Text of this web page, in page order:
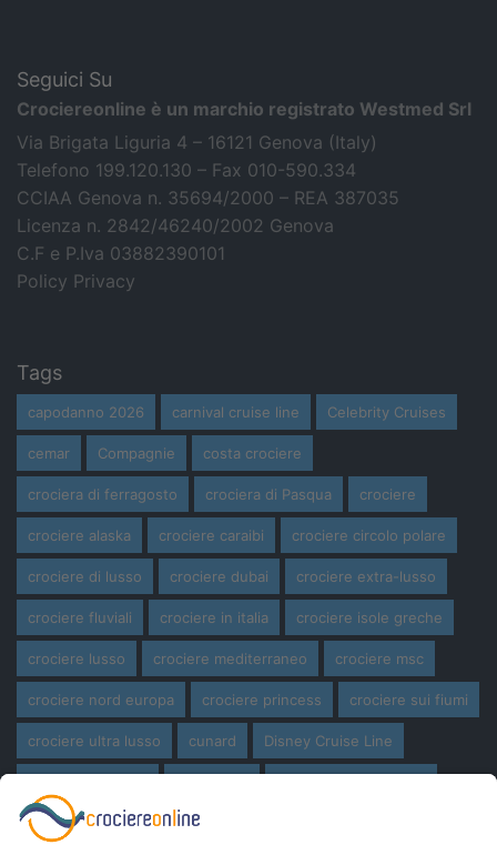
Seguici Su
Crociereonline è un marchio registrato Westmed Srl
Via Brigata Liguria 4 – 16121 Genova (Italy)
Telefono 199.120.130 – Fax 010-590.334
CCIAA Genova n. 35694/2000 – REA 387035
Licenza n. 2842/46240/2002 Genova
C.F e P.Iva 03882390101
Policy Privacy
Tags
capodanno 2026 carnival cruise line Celebrity Cruises
cemar Compagnie costa crociere
crociera di ferragosto crociera di Pasqua crociere
crociere alaska crociere caraibi crociere circolo polare
crociere di lusso crociere dubai crociere extra-lusso
crociere fluviali crociere in italia crociere isole greche
crociere lusso crociere mediterraneo crociere msc
crociere nord europa crociere princess crociere sui fiumi
crociere ultra lusso cunard Disney Cruise Line
giro del mondo miami